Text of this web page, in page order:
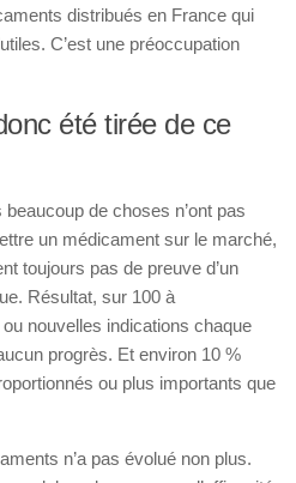
distribués en France qui
C’est une préoccupation
été tirée de ce
de choses n’ont pas
un médicament sur le marché,
toujours pas de preuve d’un
Résultat, sur 100 à
nouvelles indications chaque
progrès. Et environ 10 %
ou plus importants que
n’a pas évolué non plus.